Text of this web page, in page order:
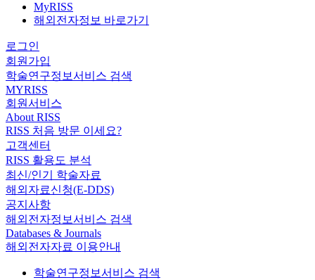
MyRISS
해외전자정보 바로가기
로그인
회원가입
학술연구정보서비스 검색
MYRISS
회원서비스
About RISS
RISS 처음 방문 이세요?
고객센터
RISS 활용도 분석
최신/인기 학술자료
해외자료신청(E-DDS)
공지사항
해외전자정보서비스 검색
Databases & Journals
해외전자자료 이용안내
학술연구정보서비스 검색